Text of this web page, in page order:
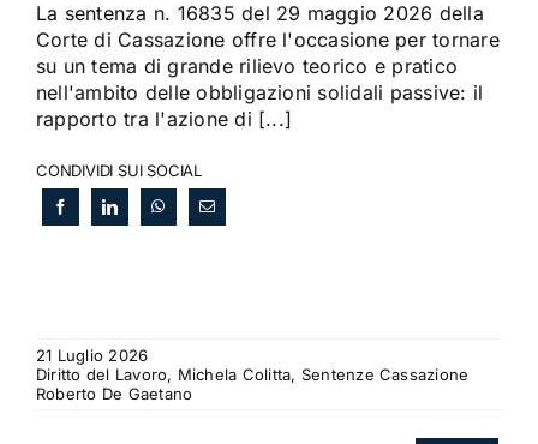
La sentenza n. 16835 del 29 maggio 2026 della
Corte di Cassazione offre l'occasione per tornare
su un tema di grande rilievo teorico e pratico
nell'ambito delle obbligazioni solidali passive: il
rapporto tra l'azione di [...]
CONDIVIDI SUI SOCIAL
21 Luglio 2026
Diritto del Lavoro, Michela Colitta, Sentenze Cassazione
Roberto De Gaetano